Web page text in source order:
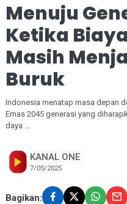
Menuju
Ketika
Masih
Buruk
Indonesia menatap masa depan
Emas 2045 generasi yang
daya ...
KANAL ONE
7/05/2025
Bagikan: